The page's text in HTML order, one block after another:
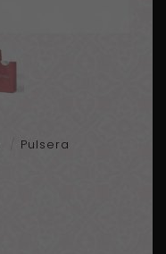
Pulsera